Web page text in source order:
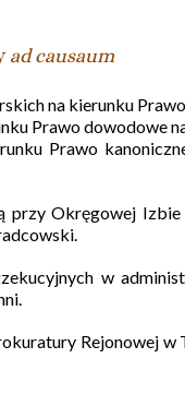
ad causaum
na kierunku
Prawo dowodowe
Prawo
przy Okręgowej
w
Rejonowej w